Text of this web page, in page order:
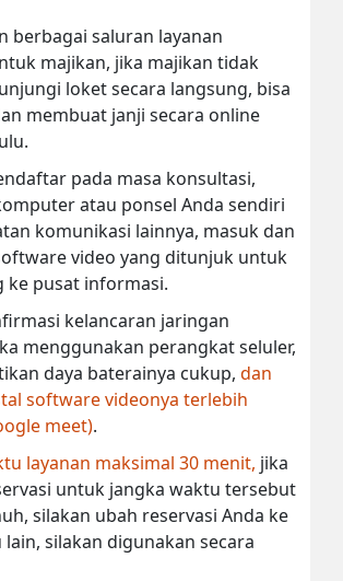
berbagai saluran layanan
majikan, jika majikan tidak
loket secara langsung, bisa
membuat janji secara online
pada masa konsultasi,
atau ponsel Anda sendiri
komunikasi lainnya, masuk dan
video yang ditunjuk untuk
ke pusat informasi.
kelancaran jaringan
menggunakan perangkat seluler,
daya baterainya cukup, dan
software videonya terlebih
meet).
layanan maksimal 30 menit, jika
untuk jangka waktu tersebut
silakan ubah reservasi Anda ke
lain, silakan digunakan secara